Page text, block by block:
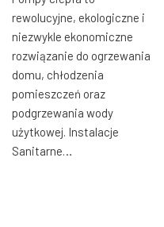
rewolucyjne, ekologiczne i
niezwykle ekonomiczne
rozwiązanie do ogrzewania
domu, chłodzenia
pomieszczeń oraz
podgrzewania wody
użytkowej. Instalacje
Sanitarne…